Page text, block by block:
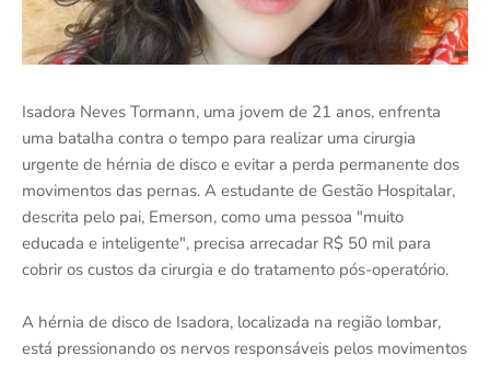
Isadora Neves Tormann, uma jovem de 21 anos, enfrenta
uma batalha contra o tempo para realizar uma cirurgia
urgente de hérnia de disco e evitar a perda permanente dos
movimentos das pernas. A estudante de Gestão Hospitalar,
descrita pelo pai, Emerson, como uma pessoa "muito
educada e inteligente", precisa arrecadar R$ 50 mil para
cobrir os custos da cirurgia e do tratamento pós-operatório.
A hérnia de disco de Isadora, localizada na região lombar,
está pressionando os nervos responsáveis pelos movimentos